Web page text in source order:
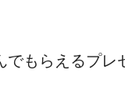
もらえるプレ